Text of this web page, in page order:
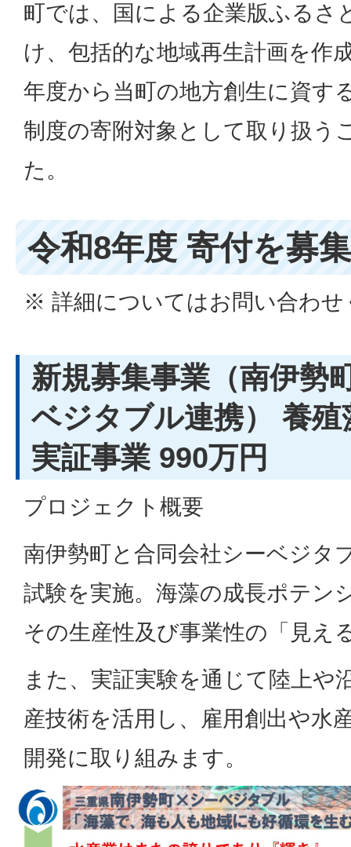
町では、国による企業版ふるさ
け、包括的な地域再生計画を作
年度から当町の地方創生に資す
制度の寄附対象として取り扱う
た。
令和8年度 寄付を募
※ 詳細についてはお問い合わせ
新規募集事業（南伊勢
ベジタブル連携） 養
実証事業 990万円
プロジェクト概要
南伊勢町と合同会社シーベジタ
試験を実施。海藻の成長ポテン
その生産性及び事業性の「見え
また、実証実験を通じて陸上や
産技術を活用し、雇用創出や水
開発に取り組みます。